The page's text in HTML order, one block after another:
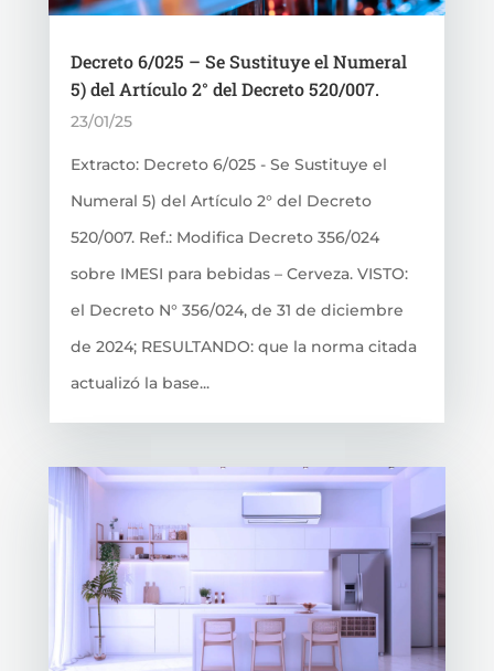
Decreto 6/025 – Se Sustituye el Numeral
5) del Artículo 2° del Decreto 520/007.
23/01/25
Extracto: Decreto 6/025 - Se Sustituye el
Numeral 5) del Artículo 2° del Decreto
520/007. Ref.: Modifica Decreto 356/024
sobre IMESI para bebidas – Cerveza. VISTO:
el Decreto N° 356/024, de 31 de diciembre
de 2024; RESULTANDO: que la norma citada
actualizó la base...